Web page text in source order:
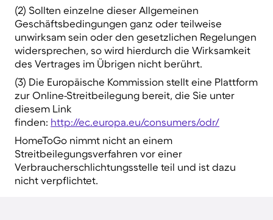
(2) Sollten einzelne dieser Allgemeinen
Geschäftsbedingungen ganz oder teilweise
unwirksam sein oder den gesetzlichen Regelungen
widersprechen, so wird hierdurch die Wirksamkeit
des Vertrages im Übrigen nicht berührt.
(3) Die Europäische Kommission stellt eine Plattform
zur Online-Streitbeilegung bereit, die Sie unter
diesem Link
finden: http://ec.europa.eu/consumers/odr/
HomeToGo nimmt nicht an einem
Streitbeilegungsverfahren vor einer
Verbraucherschlichtungsstelle teil und ist dazu
nicht verpflichtet.